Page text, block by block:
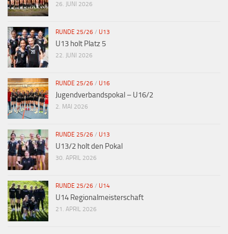
26. JUNI 2026
RUNDE 25/26 / U13
U13 holt Platz 5
22. JUNI 2026
RUNDE 25/26 / U16
Jugendverbandspokal – U16/2
2. MAI 2026
RUNDE 25/26 / U13
U13/2 holt den Pokal
30. APRIL 2026
RUNDE 25/26 / U14
U14 Regionalmeisterschaft
21. APRIL 2026